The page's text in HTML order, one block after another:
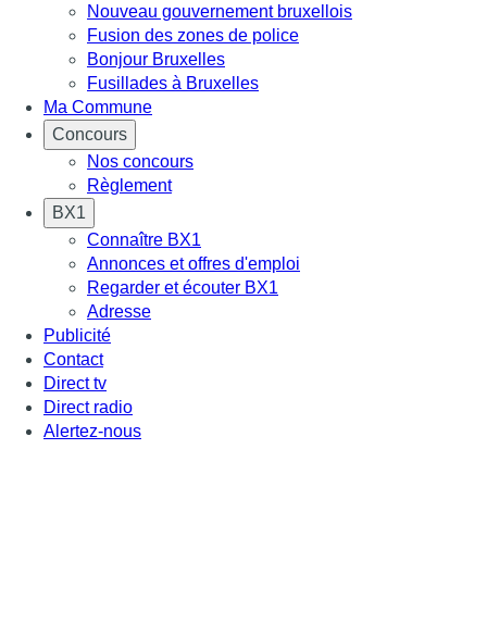
Nouveau gouvernement bruxellois
Fusion des zones de police
Bonjour Bruxelles
Fusillades à Bruxelles
Ma Commune
Concours
Nos concours
Règlement
BX1
Connaître BX1
Annonces et offres d'emploi
Regarder et écouter BX1
Adresse
Publicité
Contact
Direct tv
Direct radio
Alertez-nous